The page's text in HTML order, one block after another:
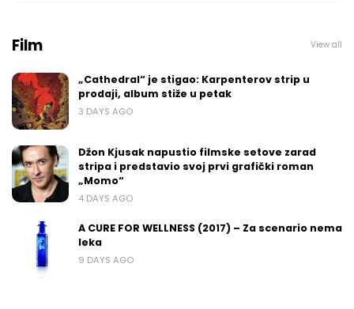
Film View all
„Cathedral“ je stigao: Karpenterov strip u
prodaji, album stiže u petak
3 DAYS AGO
Džon Kjusak napustio filmske setove zarad
stripa i predstavio svoj prvi grafički roman
„Momo“
4 DAYS AGO
A CURE FOR WELLNESS (2017) – Za scenario nema
leka
9 DAYS AGO